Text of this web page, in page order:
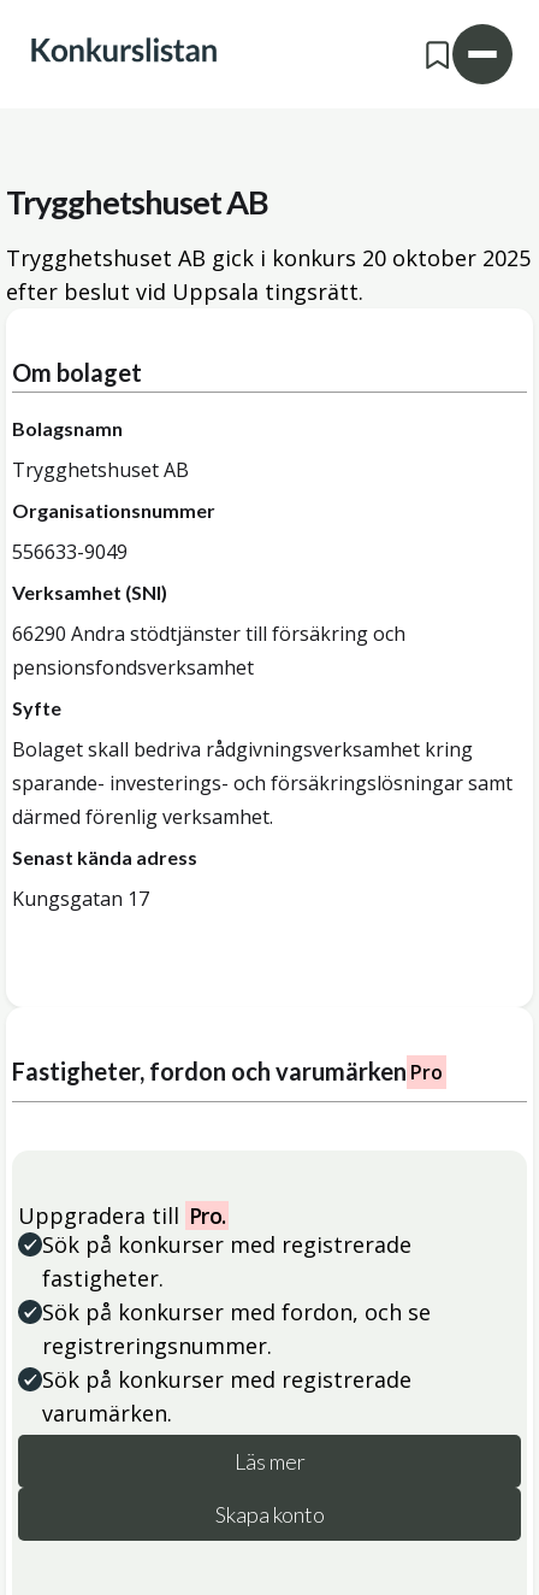
Trygghetshuset AB
Trygghetshuset AB gick i konkurs 20 oktober 2025
efter beslut vid Uppsala tingsrätt.
Om bolaget
Bolagsnamn
Trygghetshuset AB
Organisationsnummer
556633-9049
Verksamhet (SNI)
66290 Andra stödtjänster till försäkring och
pensionsfondsverksamhet
Syfte
Bolaget skall bedriva rådgivningsverksamhet kring
sparande- investerings- och försäkringslösningar samt
därmed förenlig verksamhet.
Senast kända adress
Kungsgatan 17
Fastigheter, fordon och varumärken Pro
Uppgradera till Pro.
Sök på konkurser med registrerade
fastigheter.
Sök på konkurser med fordon, och se
registreringsnummer.
Sök på konkurser med registrerade
varumärken.
Läs mer
Skapa konto